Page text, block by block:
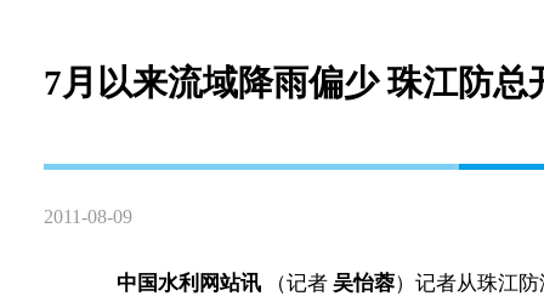
7月以来流域降雨偏少 珠江防
2011-08-09
中国水利网站讯 （记者 吴怡蓉）记者从珠江